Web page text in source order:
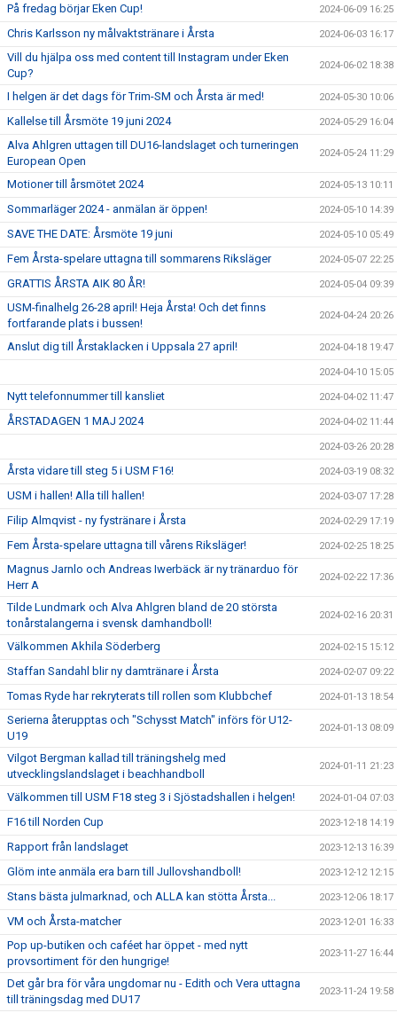
På fredag börjar Eken Cup! 2024-06-09 16:25
Chris Karlsson ny målvaktstränare i Årsta 2024-06-03 16:17
Vill du hjälpa oss med content till Instagram under Eken
Cup?
2024-06-02 18:38
I helgen är det dags för Trim-SM och Årsta är med! 2024-05-30 10:06
Kallelse till Årsmöte 19 juni 2024 2024-05-29 16:04
Alva Ahlgren uttagen till DU16-landslaget och turneringen
European Open
2024-05-24 11:29
Motioner till årsmötet 2024 2024-05-13 10:11
Sommarläger 2024 - anmälan är öppen! 2024-05-10 14:39
SAVE THE DATE: Årsmöte 19 juni 2024-05-10 05:49
Fem Årsta-spelare uttagna till sommarens Riksläger 2024-05-07 22:25
GRATTIS ÅRSTA AIK 80 ÅR! 2024-05-04 09:39
USM-finalhelg 26-28 april! Heja Årsta! Och det finns
fortfarande plats i bussen!
2024-04-24 20:26
Anslut dig till Årstaklacken i Uppsala 27 april! 2024-04-18 19:47
2024-04-10 15:05
Nytt telefonnummer till kansliet 2024-04-02 11:47
ÅRSTADAGEN 1 MAJ 2024 2024-04-02 11:44
2024-03-26 20:28
Årsta vidare till steg 5 i USM F16! 2024-03-19 08:32
USM i hallen! Alla till hallen! 2024-03-07 17:28
Filip Almqvist - ny fystränare i Årsta 2024-02-29 17:19
Fem Årsta-spelare uttagna till vårens Riksläger! 2024-02-25 18:25
Magnus Jarnlo och Andreas Iwerbäck är ny tränarduo för
Herr A
2024-02-22 17:36
Tilde Lundmark och Alva Ahlgren bland de 20 största
tonårstalangerna i svensk damhandboll!
2024-02-16 20:31
Välkommen Akhila Söderberg 2024-02-15 15:12
Staffan Sandahl blir ny damtränare i Årsta 2024-02-07 09:22
Tomas Ryde har rekryterats till rollen som Klubbchef 2024-01-13 18:54
Serierna återupptas och "Schysst Match" införs för U12-
U19
2024-01-13 08:09
Vilgot Bergman kallad till träningshelg med
utvecklingslandslaget i beachhandboll
2024-01-11 21:23
Välkommen till USM F18 steg 3 i Sjöstadshallen i helgen! 2024-01-04 07:03
F16 till Norden Cup 2023-12-18 14:19
Rapport från landslaget 2023-12-13 16:39
Glöm inte anmäla era barn till Jullovshandboll! 2023-12-12 12:15
Stans bästa julmarknad, och ALLA kan stötta Årsta... 2023-12-06 18:17
VM och Årsta-matcher 2023-12-01 16:33
Pop up-butiken och caféet har öppet - med nytt
provsortiment för den hungrige!
2023-11-27 16:44
Det går bra för våra ungdomar nu - Edith och Vera uttagna
till träningsdag med DU17
2023-11-24 19:58